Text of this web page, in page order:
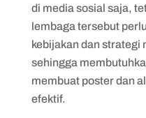
di media sosial saja,
lembaga tersebut
kebijakan dan strategi
sehingga
membuat poster dan
efektif.